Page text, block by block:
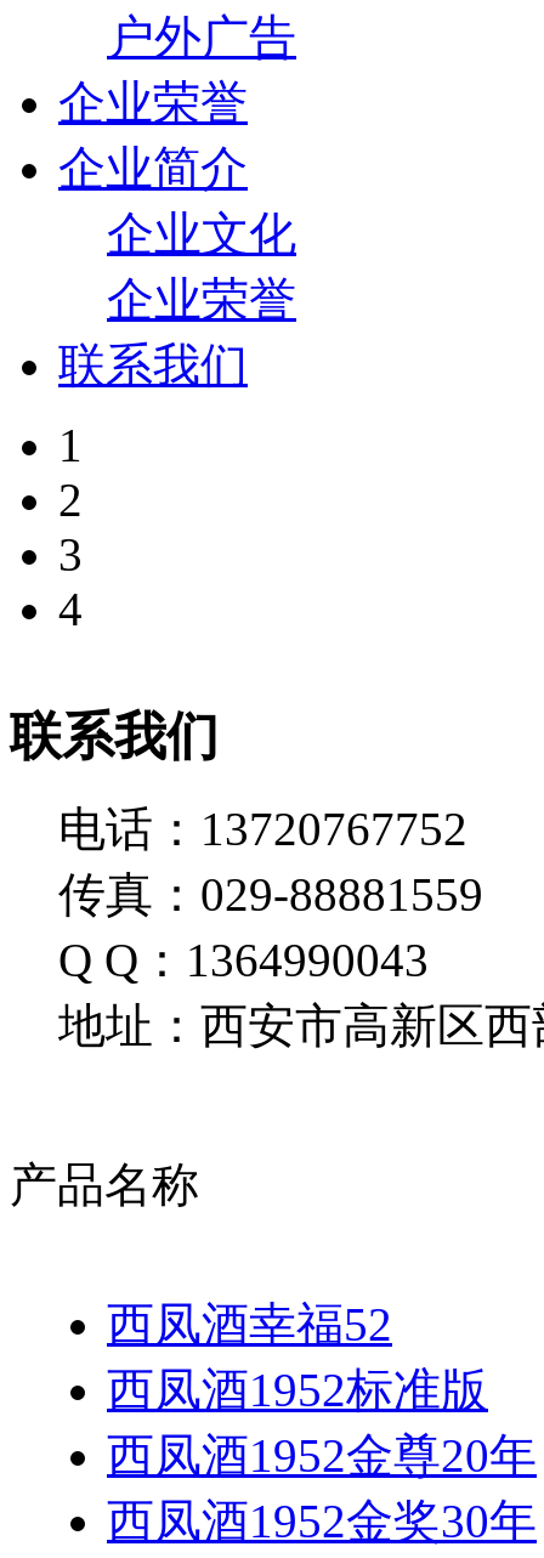
户外广告
企业荣誉
企业简介
企业文化
企业荣誉
联系我们
1
2
3
4
联系我们
电话：13720767752
传真：029-88881559
Q Q：1364990043
地址：西安市高新区西
产品名称
西凤酒幸福52
西凤酒1952标准版
西凤酒1952金尊20年
西凤酒1952金奖30年